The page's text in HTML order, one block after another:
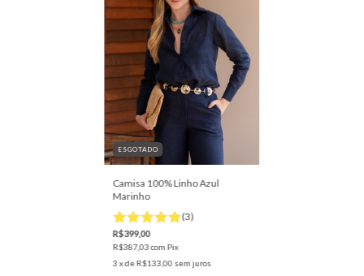
ESGOTADO
Camisa 100% Linho Azul
Marinho
(3)
R$399,00
R$387,03com Pix
3 x deR$133,00 sem juros